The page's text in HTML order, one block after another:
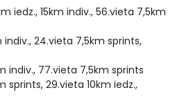
iedz., 15km indiv., 56.vieta 7,5km
indiv., 24.vieta 7,5km sprints,
indiv., 77.vieta 7,5km sprints
sprints, 29.vieta 10km iedz.,